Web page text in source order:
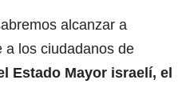
alcanzar a
a los ciudadanos de
Estado Mayor israelí, el